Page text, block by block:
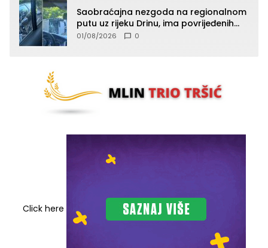
Saobraćajna nezgoda na regionalnom
putu uz rijeku Drinu, ima povrijeđenih
lica (FOTO)
01/08/2026 0
Click here